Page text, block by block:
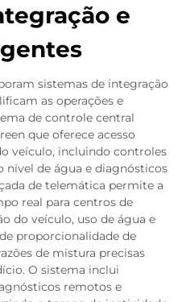
e
sistemas de integração
as operações e
de controle central
que oferece acesso
veículo, incluindo controles
de água e diagnósticos
de telemática permite a
real para centros de
do veículo, uso de água e
proporcionalidade de
de mistura precisas
O sistema inclui
remotos e